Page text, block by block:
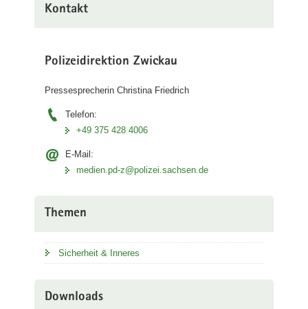
Kontakt
Polizeidirektion Zwickau
Pressesprecherin Christina Friedrich
Telefon:
+49 375 428 4006
E-Mail:
medien.pd-z@polizei.sachsen.de
Themen
Sicherheit & Inneres
Downloads